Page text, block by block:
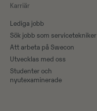
Karriär
Lediga jobb
Sök jobb som servicetekniker
Att arbeta på Swecon
Utvecklas med oss
Studenter och
nyutexaminerade